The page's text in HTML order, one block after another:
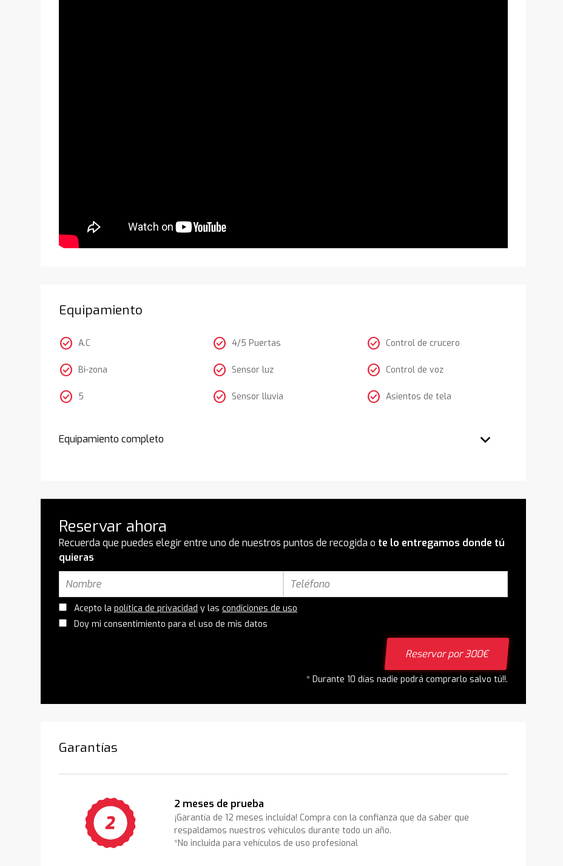
Equipamiento
check_circle A.C
check_circle Bi-zona
check_circle 5
check_circle 4/5 Puertas
check_circle Sensor luz
check_circle Sensor lluvia
check_circle Control de crucero
check_circle Control de voz
check_circle Asientos de tela
Equipamiento completo
Reservar ahora
Recuerda que puedes elegir entre uno de nuestros puntos de recogida o te lo entregamos donde tú
quieras
Acepto lapolítica de privacidad y lascondiciones de uso
Doy mi consentimiento para el uso de mis datos
Reservar por 300€
* Durante 10 días nadie podrá comprarlo salvo tú!!.
Garantías
2 meses de prueba
¡Garantía de 12 meses incluida! Compra con la confianza que da saber que
respaldamos nuestros vehículos durante todo un año.
*No incluida para vehículos de uso profesional